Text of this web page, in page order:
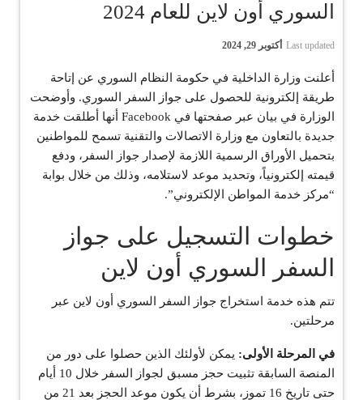
السوري أون لاين للعام 2024
Last updated أكتوبر 29, 2024
أعلنت وزارة الداخلية في حكومة النظام السوري عن إتاحة
طريقة إلكترونية للحصول على جواز السفر السوري. وأوضحت
الوزارة في بيان عبر صفحتها في Facebook أنها أطلقت خدمة
جديدة بالتعاون مع وزارة الاتصالات والتقنية تسمح للمواطنين
بتحميل الأوراق الرسمية اللازمة لإصدار جواز السفر، ودفع
قيمته إلكترونياً، وتحديد موعد لاستلامه، وذلك من خلال بوابة
“مركز خدمة المواطن الإلكتروني”.
خطوات التسجيل على جواز
السفر السوري أون لاين
تتم هذه خدمة استخراج جواز السفر السوري أون لاين عبر
مرحلتين.
في المرحلة الأولى: يمكن لأولئك الذين حصلوا على دور من
المنصة السابقة تثبيت حجز مسبق لجواز السفر خلال 10 أيام
حتى تاريخ 16 تموز، بشرط أن يكون موعد الحجز بعد 21 من